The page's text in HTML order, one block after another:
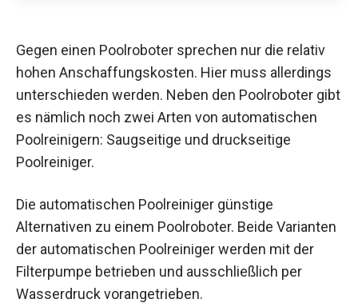
Gegen einen Poolroboter sprechen nur die relativ
hohen Anschaffungskosten. Hier muss allerdings
unterschieden werden. Neben den Poolroboter gibt
es nämlich noch zwei Arten von automatischen
Poolreinigern: Saugseitige und druckseitige
Poolreiniger.
Die automatischen Poolreiniger günstige
Alternativen zu einem Poolroboter. Beide Varianten
der automatischen Poolreiniger werden mit der
Filterpumpe betrieben und ausschließlich per
Wasserdruck vorangetrieben.